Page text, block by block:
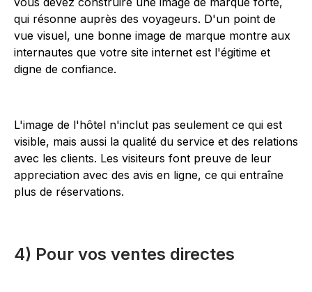
qui résonne auprès des voyageurs. D'un point de
vue visuel, une bonne image de marque montre aux
internautes que votre site internet est l'égitime et
digne de confiance.
L'image de l'hôtel n'inclut pas seulement ce qui est
visible, mais aussi la qualité du service et des relations
avec les clients. Les visiteurs font preuve de leur
appreciation avec des avis en ligne, ce qui entraîne
plus de réservations.
4) Pour vos ventes directes